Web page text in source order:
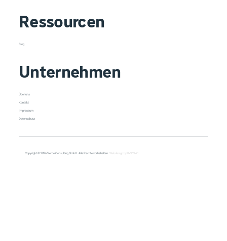
Copyright © 2026 Veroo Consulting GmbH. Alle Rechte vorbehalten. Webdesign by INSYNC.
Unternehmen
Über uns
Kontakt
Impressum
Datenschutz
Ressourcen
Blog